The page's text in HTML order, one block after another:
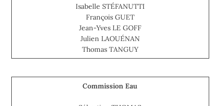
Isabelle STÉFANUTTI
François GUET
Jean-Yves LE GOFF
Julien LAOUÉNAN
Thomas TANGUY
Commission Eau